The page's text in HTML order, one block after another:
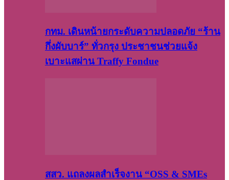
กทม. เดินหน้ายกระดับความปลอดภัย “ร้าน
กึ่งผับบาร์” ทั่วกรุง ประชาชนช่วยแจ้ง
เบาะแสผ่าน Traffy Fondue
สสว. แถลงผลสำเร็จงาน “OSS & SMEs